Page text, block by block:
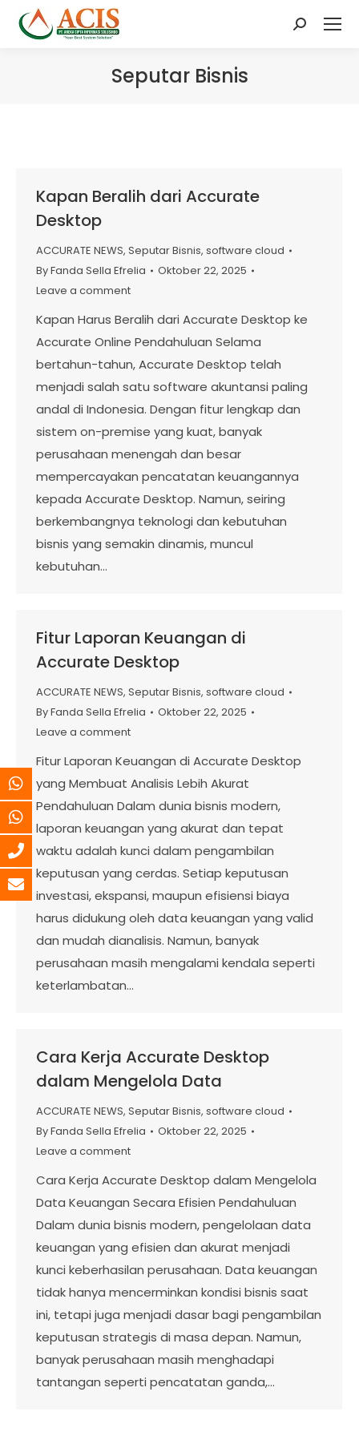
Search:
Seputar Bisnis
Kapan Beralih dari Accurate
Desktop
ACCURATE NEWS, Seputar Bisnis, software cloud
ByFanda Sella Efrelia
Oktober 22, 2025
Leave a comment
Kapan Harus Beralih dari Accurate Desktop ke
Accurate Online Pendahuluan Selama
bertahun-tahun, Accurate Desktop telah
menjadi salah satu software akuntansi paling
andal di Indonesia. Dengan fitur lengkap dan
sistem on-premise yang kuat, banyak
perusahaan menengah dan besar
mempercayakan pencatatan keuangannya
kepada Accurate Desktop. Namun, seiring
berkembangnya teknologi dan kebutuhan
bisnis yang semakin dinamis, muncul
kebutuhan…
Fitur Laporan Keuangan di
Accurate Desktop
ACCURATE NEWS, Seputar Bisnis, software cloud
ByFanda Sella Efrelia
Oktober 22, 2025
Leave a comment
Fitur Laporan Keuangan di Accurate Desktop
yang Membuat Analisis Lebih Akurat
Pendahuluan Dalam dunia bisnis modern,
laporan keuangan yang akurat dan tepat
waktu adalah kunci dalam pengambilan
keputusan yang cerdas. Setiap keputusan
investasi, ekspansi, maupun efisiensi biaya
harus didukung oleh data keuangan yang valid
dan mudah dianalisis. Namun, banyak
perusahaan masih mengalami kendala seperti
keterlambatan…
Cara Kerja Accurate Desktop
dalam Mengelola Data
ACCURATE NEWS, Seputar Bisnis, software cloud
ByFanda Sella Efrelia
Oktober 22, 2025
Leave a comment
Cara Kerja Accurate Desktop dalam Mengelola
Data Keuangan Secara Efisien Pendahuluan
Dalam dunia bisnis modern, pengelolaan data
keuangan yang efisien dan akurat menjadi
kunci keberhasilan perusahaan. Data keuangan
tidak hanya mencerminkan kondisi bisnis saat
ini, tetapi juga menjadi dasar bagi pengambilan
keputusan strategis di masa depan. Namun,
banyak perusahaan masih menghadapi
tantangan seperti pencatatan ganda,…